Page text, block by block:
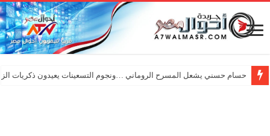
حسام حسني يشعل المسرح الروماني …ونجوم التسعينات يعيدون ذكريات